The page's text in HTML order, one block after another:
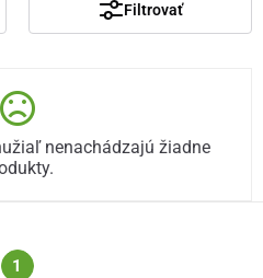
Filtrovať
nenachádzajú žiadne
1